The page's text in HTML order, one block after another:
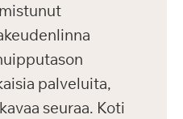
palveluita,
seuraa. Koti